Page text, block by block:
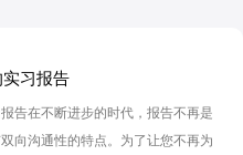
习报告
告在不断进步的时代，报告不再是
向沟通性的特点。为了让您不再为